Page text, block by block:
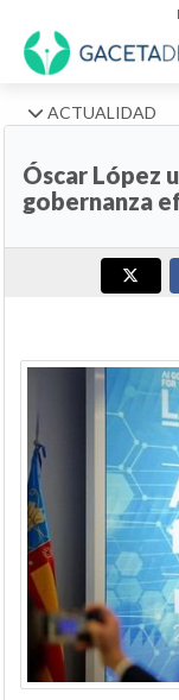
ACTUALIDAD
Óscar López
gobernanza